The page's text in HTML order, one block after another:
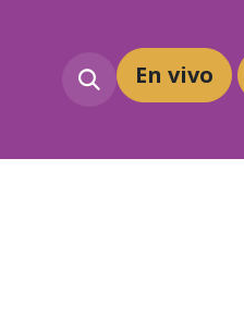
En vivo